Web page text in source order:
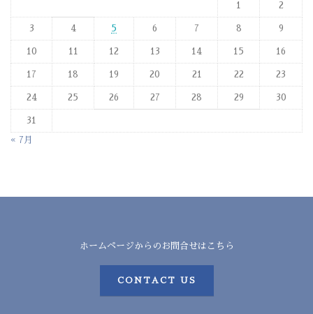
1 2
3 4 5 6 7 8 9
10 11 12 13 14 15 16
17 18 19 20 21 22 23
24 25 26 27 28 29 30
31
« 7月
ホームページからのお問合せはこちら
CONTACT US